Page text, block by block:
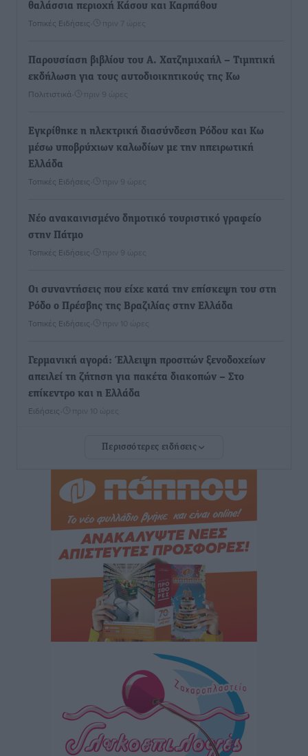
θαλάσσια περιοχή Κάσου και Καρπάθου
Τοπικές Ειδήσεις πριν 7 ώρες
Παρουσίαση βιβλίου του Α. Χατζημιχαήλ – Τιμητική
εκδήλωση για τους αυτοδιοικητικούς της Κω
Πολιτιστικά πριν 9 ώρες
Εγκρίθηκε η ηλεκτρική διασύνδεση Ρόδου και Κω
μέσω υποβρύχιων καλωδίων με την ηπειρωτική
Ελλάδα
Τοπικές Ειδήσεις πριν 9 ώρες
Νέο ανακαινισμένο δημοτικό τουριστικό γραφείο
στην Πάτμο
Τοπικές Ειδήσεις πριν 9 ώρες
Οι συναντήσεις που είχε κατά την επίσκεψη του στη
Ρόδο ο Πρέσβης της Βραζιλίας στην Ελλάδα
Τοπικές Ειδήσεις πριν 10 ώρες
Γερμανική αγορά: Έλλειψη προσιτών ξενοδοχείων
απειλεί τη ζήτηση για πακέτα διακοπών – Στο
επίκεντρο και η Ελλάδα
Ειδήσεις πριν 10 ώρες
Νέο ξενοδοχείο στη Ρόδο για την H Hotels –
στην Κω
Τοπικές Ειδήσεις• πριν 10 ώρες
Αυτοκίνητο μπήκε παράνομα σε μονόδρομο στο
Μαστιχάρι – Αναποδογύρισε όχημα με μητέρα και
πριν 11 ώρες
“Η Ευρώπη αντιμετώπιζε το προσφυγικό σαν ταινία
τρόμου” – Η συγκλονιστική μαρτυρία της Χαρούλας
Γιασιράνη στον RV για τα γεγονότα που οδήγησαν στο
πριν 11 ώρες
Συναυλία με τον Γιάννη Κότσιρα στις 21 Αυγούστου
Πολιτιστικά• πριν 11 ώρες
Περισσότερες ειδήσεις